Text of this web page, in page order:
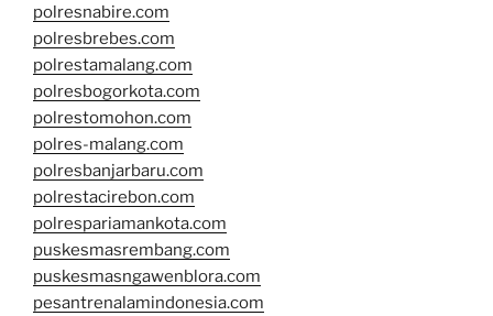
polresnabire.com
polresbrebes.com
polrestamalang.com
polresbogorkota.com
polrestomohon.com
polres-malang.com
polresbanjarbaru.com
polrestacirebon.com
polrespariamankota.com
puskesmasrembang.com
puskesmasngawenblora.com
pesantrenalamindonesia.com